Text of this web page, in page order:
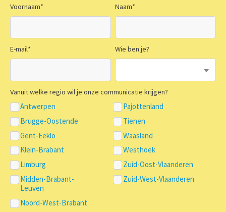
Voornaam* Naam*
E-mail* Wie ben je?
Vanuit welke regio wil je onze communicatie krijgen?
Antwerpen
Pajottenland
Brugge-Oostende
Tienen
Gent-Eeklo
Waasland
Klein-Brabant
Westhoek
Limburg
Zuid-Oost-Vlaanderen
Midden-Brabant-
Leuven
Zuid-West-Vlaanderen
Noord-West-Brabant